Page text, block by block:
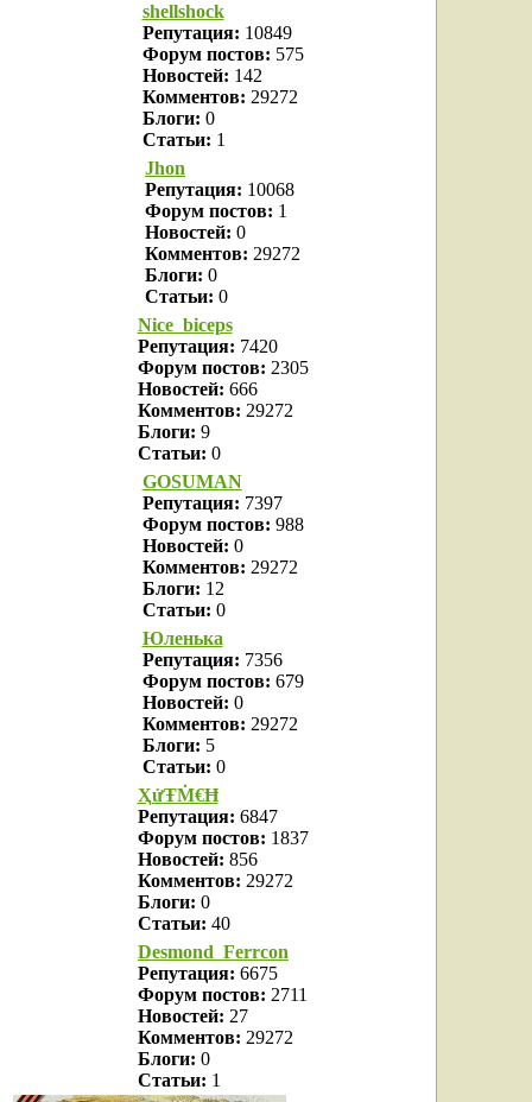
shellshock
Репутация: 10849
Форум постов: 575
Новостей: 142
Комментов: 29272
Блоги: 0
Статьи: 1
Jhon
Репутация: 10068
Форум постов: 1
Новостей: 0
Комментов: 29272
Блоги: 0
Статьи: 0
Nice_biceps
Репутация: 7420
Форум постов: 2305
Новостей: 666
Комментов: 29272
Блоги: 9
Статьи: 0
GOSUMAN
Репутация: 7397
Форум постов: 988
Новостей: 0
Комментов: 29272
Блоги: 12
Статьи: 0
Юленька
Репутация: 7356
Форум постов: 679
Новостей: 0
Комментов: 29272
Блоги: 5
Статьи: 0
ҲửŦṀ€Ħ
Репутация: 6847
Форум постов: 1837
Новостей: 856
Комментов: 29272
Блоги: 0
Статьи: 40
Desmond_Ferrcon
Репутация: 6675
Форум постов: 2711
Новостей: 27
Комментов: 29272
Блоги: 0
Статьи: 1